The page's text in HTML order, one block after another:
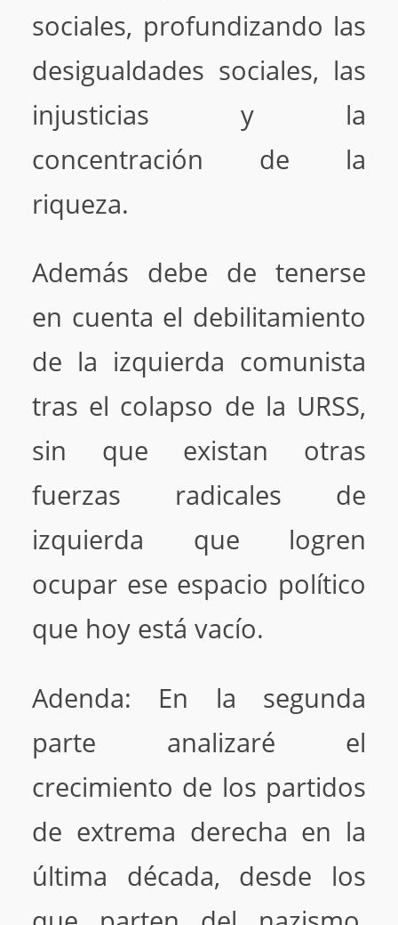
sociales, profundizando las
desigualdades sociales, las
injusticias y la
concentración de la
riqueza.
Además debe de tenerse
en cuenta el debilitamiento
de la izquierda comunista
tras el colapso de la URSS,
sin que existan otras
fuerzas radicales de
izquierda que logren
ocupar ese espacio político
que hoy está vacío.
Adenda: En la segunda
parte analizaré el
crecimiento de los partidos
de extrema derecha en la
última década, desde los